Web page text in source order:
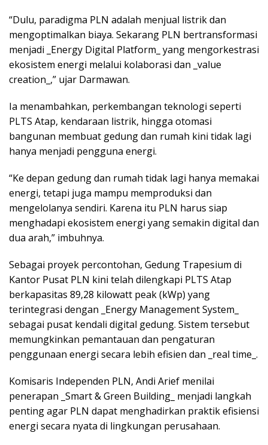
“Dulu, paradigma PLN adalah menjual listrik dan
mengoptimalkan biaya. Sekarang PLN bertransformasi
menjadi _Energy Digital Platform_ yang mengorkestrasi
ekosistem energi melalui kolaborasi dan _value
creation_,” ujar Darmawan.
Ia menambahkan, perkembangan teknologi seperti
PLTS Atap, kendaraan listrik, hingga otomasi
bangunan membuat gedung dan rumah kini tidak lagi
hanya menjadi pengguna energi.
“Ke depan gedung dan rumah tidak lagi hanya memakai
energi, tetapi juga mampu memproduksi dan
mengelolanya sendiri. Karena itu PLN harus siap
menghadapi ekosistem energi yang semakin digital dan
dua arah,” imbuhnya.
Sebagai proyek percontohan, Gedung Trapesium di
Kantor Pusat PLN kini telah dilengkapi PLTS Atap
berkapasitas 89,28 kilowatt peak (kWp) yang
terintegrasi dengan _Energy Management System_
sebagai pusat kendali digital gedung. Sistem tersebut
memungkinkan pemantauan dan pengaturan
penggunaan energi secara lebih efisien dan _real time_.
Komisaris Independen PLN, Andi Arief menilai
penerapan _Smart & Green Building_ menjadi langkah
penting agar PLN dapat menghadirkan praktik efisiensi
energi secara nyata di lingkungan perusahaan.